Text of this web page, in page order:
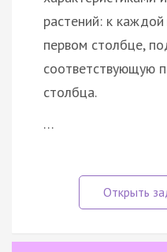
растений: к
первом столбце,
соответствующую
столбца.
…